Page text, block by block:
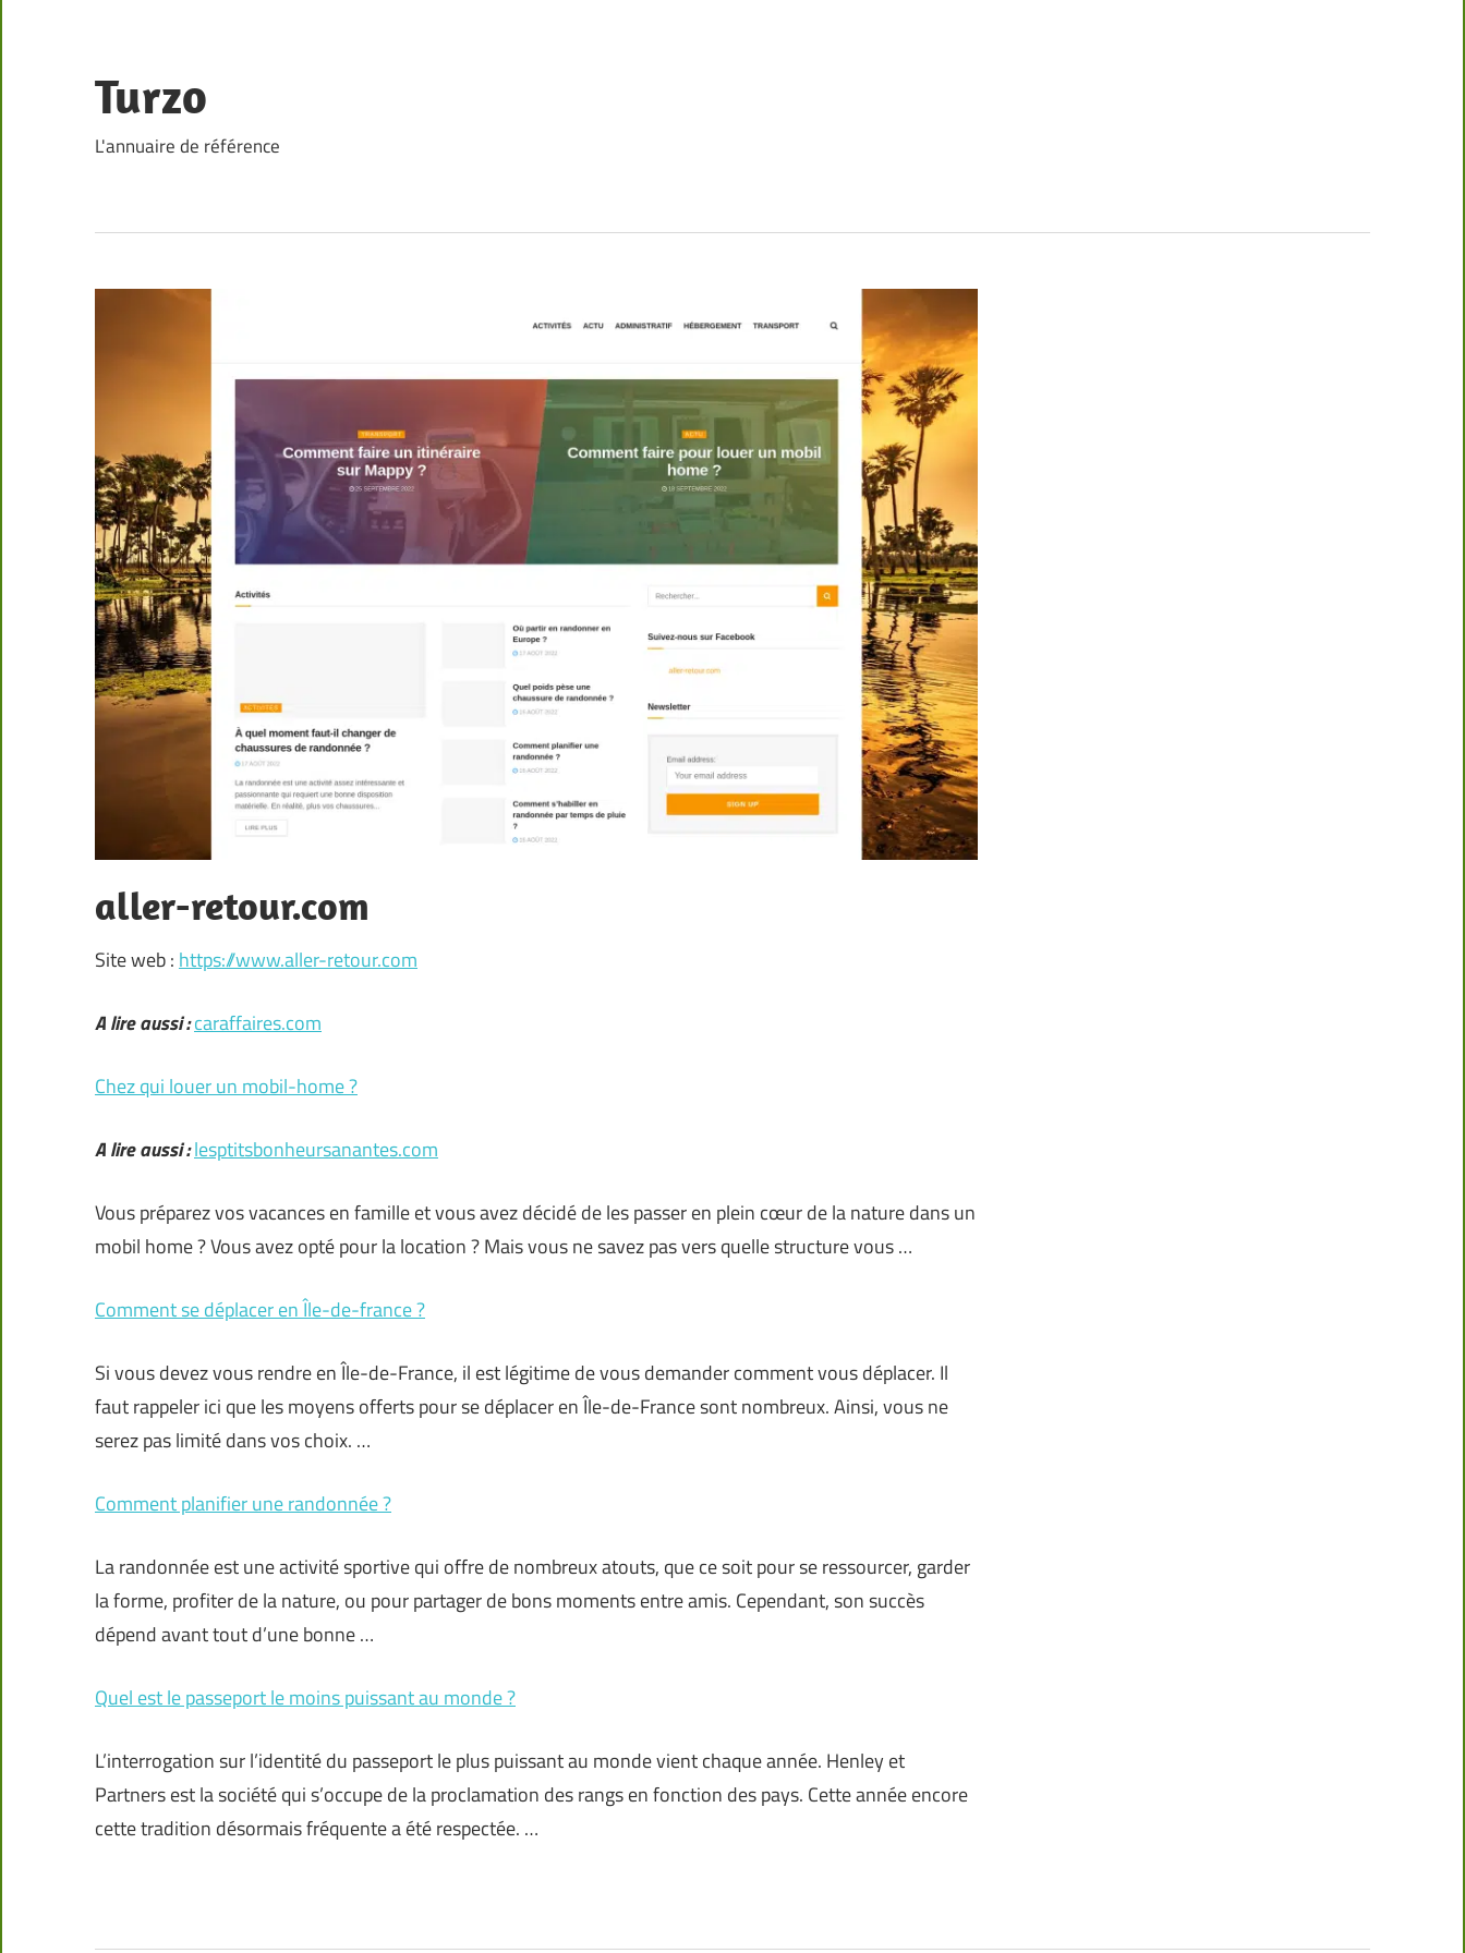
content
Turzo
L'annuaire de référence
aller-retour.com
Site web : https://www.aller-retour.com
A lire aussi :caraffaires.com
Chez qui louer un mobil-home ?
A lire aussi :lesptitsbonheursanantes.com
Vous préparez vos vacances en famille et vous avez décidé de les passer en plein cœur de la nature dans un
mobil home ? Vous avez opté pour la location ? Mais vous ne savez pas vers quelle structure vous …
Comment se déplacer en Île-de-france ?
Si vous devez vous rendre en Île-de-France, il est légitime de vous demander comment vous déplacer. Il
faut rappeler ici que les moyens offerts pour se déplacer en Île-de-France sont nombreux. Ainsi, vous ne
serez pas limité dans vos choix. …
Comment planifier une randonnée ?
La randonnée est une activité sportive qui offre de nombreux atouts, que ce soit pour se ressourcer, garder
la forme, profiter de la nature, ou pour partager de bons moments entre amis. Cependant, son succès
dépend avant tout d’une bonne …
Quel est le passeport le moins puissant au monde ?
L’interrogation sur l’identité du passeport le plus puissant au monde vient chaque année. Henley et
Partners est la société qui s’occupe de la proclamation des rangs en fonction des pays. Cette année encore
cette tradition désormais fréquente a été respectée. …